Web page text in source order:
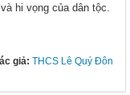
hi vọng của dân tộc.
giả: THCS Lê Quý Đôn